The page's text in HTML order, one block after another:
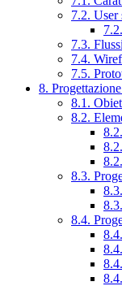
7.2. User
7.3.
7.4.
7.5.
8.
8.1.
8.2.
8.3.
8.4.